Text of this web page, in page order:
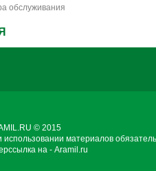
обслуживания
© 2015
использовании материалов
на - Aramil.ru